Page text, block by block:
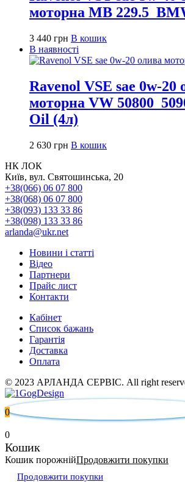
моторна MB
3 440 грн В кошик
В наявності
Ravenol VSE sae 0w-20
моторна VW
Oil (4л)
2 630 грн В кошик
НК ЛОК
Київ, вул. Святошинська, 20
+38(066) 06 07 800
+38(068) 06 07 800
+38(093) 133 33 86
+38(098) 133 33 86
arlanda@ukr.net
Новини і статті
Відео
Партнери
Прайс лист
Контакти
Кабінет
Список бажань
Гарантія
Доставка
Оплата
© 2023 АРЛАНДА СЕРВІС. All right
0
0
Кошик
Кошик порожнійПродовжити покупки
Продовжити покупки